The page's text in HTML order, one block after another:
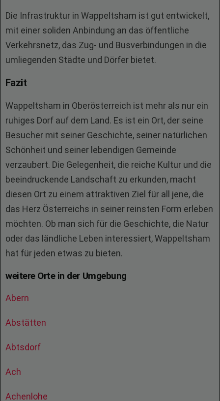
Die Infrastruktur in Wappeltsham ist gut entwickelt,
mit einer soliden Anbindung an das öffentliche
Verkehrsnetz, das Zug- und Busverbindungen in die
umliegenden Städte und Dörfer bietet.
Fazit
Wappeltsham in Oberösterreich ist mehr als nur ein
ruhiges Dorf auf dem Land. Es ist ein Ort, der seine
Besucher mit seiner Geschichte, seiner natürlichen
Schönheit und seiner lebendigen Gemeinde
verzaubert. Die Gelegenheit, die reiche Kultur und die
beeindruckende Landschaft zu erkunden, macht
diesen Ort zu einem attraktiven Ziel für all jene, die
das Herz Österreichs in seiner reinsten Form erleben
möchten. Ob man sich für die Geschichte, die Natur
oder das ländliche Leben interessiert, Wappeltsham
hat für jeden etwas zu bieten.
weitere Orte in der Umgebung
Abern
Abstätten
Abtsdorf
Ach
Achenlohe